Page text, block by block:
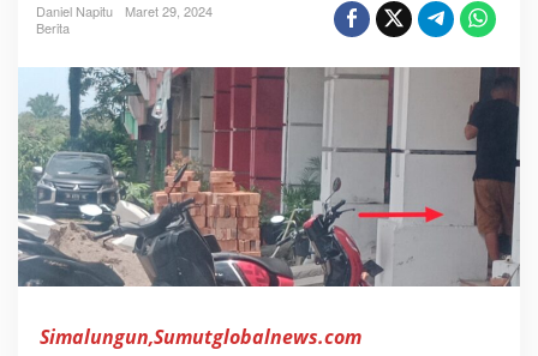
P
i
m
n
a
S
e
g
e
a
K
u
Daniel Napitu
Maret 29, 2024
Berita
Simalungun,Sumutglobalnews.com